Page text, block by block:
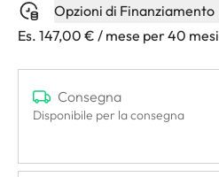
Opzioni di Finanziamento
Es. 147,00 € / mese per 40 mesi
Consegna
Disponibile per la consegna